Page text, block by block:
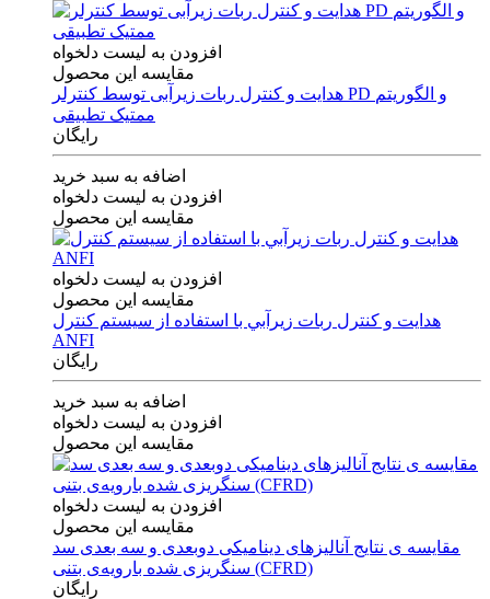
افزودن به لیست دلخواه
مقایسه این محصول
هدایت و کنترل ربات زیرآبی توسط کنترلر PD و الگوریتم
ممتیک تطبیقی
رایگان
اضافه به سبد خرید
افزودن به لیست دلخواه
مقایسه این محصول
افزودن به لیست دلخواه
مقایسه این محصول
هدايت و كنترل ربات زيرآبي با استفاده از سيستم كنترل
ANFI
رایگان
اضافه به سبد خرید
افزودن به لیست دلخواه
مقایسه این محصول
افزودن به لیست دلخواه
مقایسه این محصول
مقایسه ی‌ نتایج آنالیزهای‌ دینامیکی‌ دوبعدی‌ و‌ سه بعدی‌ سد
سنگریزی‌ شده با‌رویه‌ی‌ بتنی‌ (CFRD)
رایگان